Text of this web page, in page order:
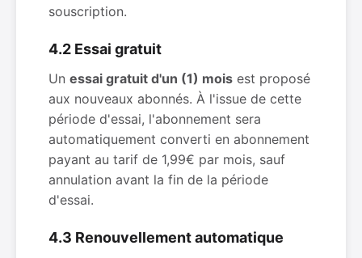
souscription.
4.2 Essai gratuit
Un essai gratuit d'un (1) mois est proposé
aux nouveaux abonnés. À l'issue de cette
période d'essai, l'abonnement sera
automatiquement converti en abonnement
payant au tarif de 1,99€ par mois, sauf
annulation avant la fin de la période
d'essai.
4.3 Renouvellement automatique